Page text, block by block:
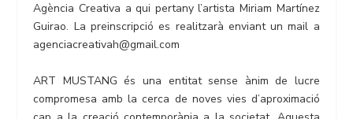
Agència Creativa a qui pertany l’artista Miriam Martínez
Guirao. La preinscripció es realitzarà enviant un mail a
agenciacreativah@gmail.com
ART MUSTANG és una entitat sense ànim de lucre
compromesa amb la cerca de noves vies d’aproximació